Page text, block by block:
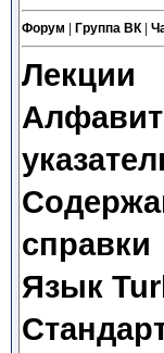
Форум Группа ВК|
Лекции
справки
Язык